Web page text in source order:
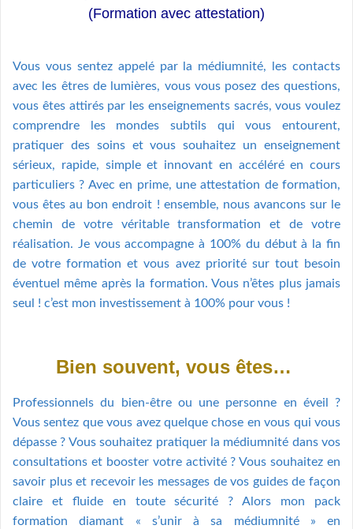
(Formation avec attestation)
Vous vous sentez appelé par la médiumnité, les contacts
avec les êtres de lumières, vous vous posez des questions,
vous êtes attirés par les enseignements sacrés, vous voulez
comprendre les mondes subtils qui vous entourent,
pratiquer des soins et vous souhaitez un enseignement
sérieux, rapide, simple et innovant en accéléré en cours
particuliers ? Avec en prime, une attestation de formation,
vous êtes au bon endroit ! ensemble, nous avancons sur le
chemin de votre véritable transformation et de votre
réalisation. Je vous accompagne à 100% du début à la fin
de votre formation et vous avez priorité sur tout besoin
éventuel même après la formation. Vous n’êtes plus jamais
seul ! c’est mon investissement à 100% pour vous !
Bien souvent, vous êtes…
Professionnels du bien-être ou une personne en éveil ?
Vous sentez que vous avez quelque chose en vous qui vous
dépasse ? Vous souhaitez pratiquer la médiumnité dans vos
consultations et booster votre activité ? Vous souhaitez en
savoir plus et recevoir les messages de vos guides de façon
claire et fluide en toute sécurité ? Alors mon pack
formation diamant « s’unir à sa médiumnité » en